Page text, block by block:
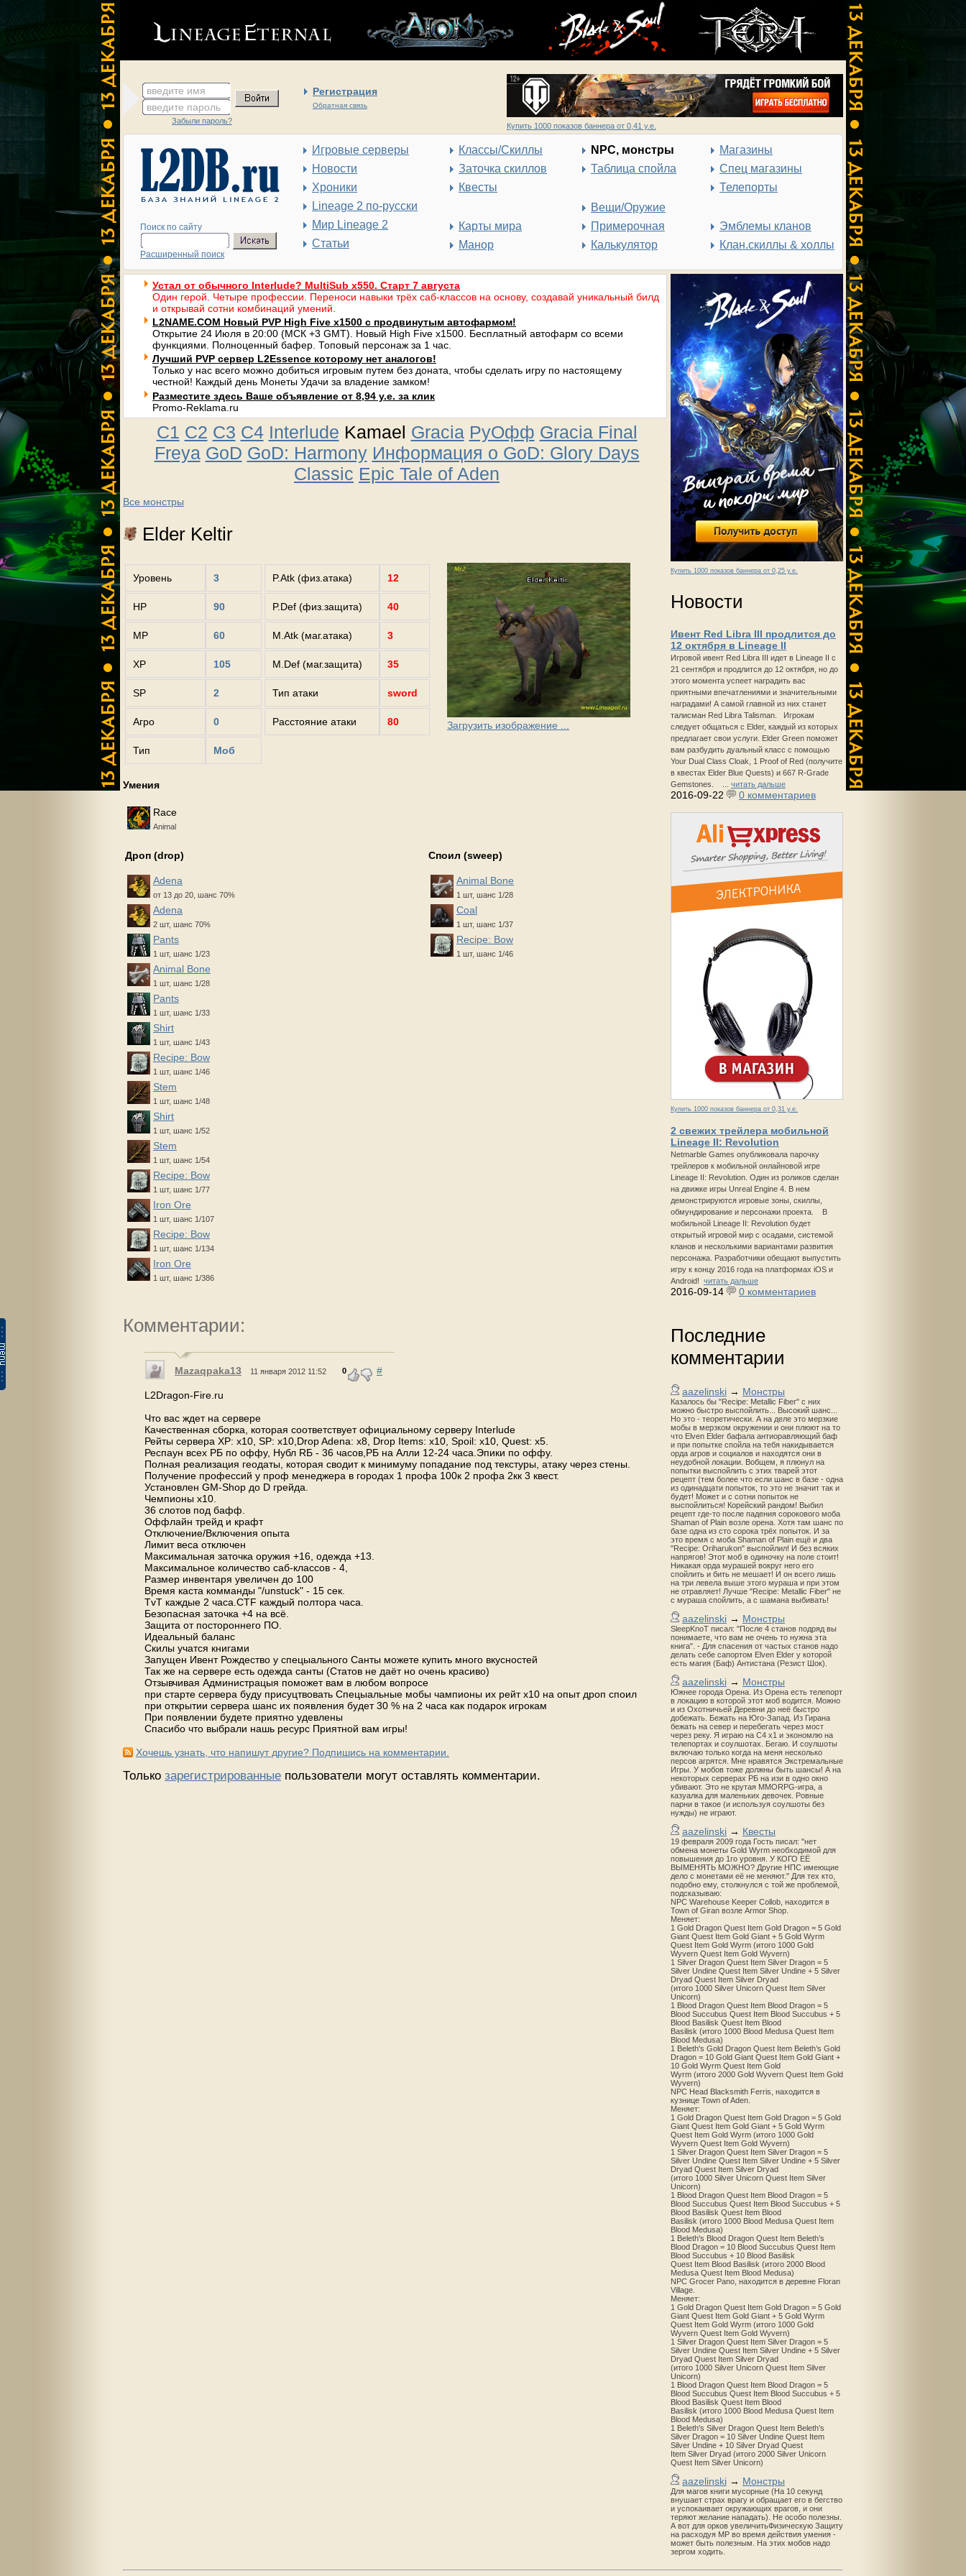
введите имя Регистрация
Обратная связь
введите пароль
Забыли пароль?
Купить 1000 показов баннера от 0,41 у.е.
Поиск по сайту
Расширенный поиск
Игровые серверы
Новости
Хроники
Lineage 2 по-русски
Мир Lineage 2
Статьи
Классы/Скиллы
Заточка скиллов
Квесты
Карты мира
Манор
NPC, монстры
Таблица спойла
Вещи/Оружие
Примерочная
Калькулятор
Магазины
Спец магазины
Телепорты
Эмблемы кланов
Клан.скиллы & холлы
Купить 1000 показов баннера от 0,25 у.е.
Новости
Ивент Red Libra III продлится до
12 октября в Lineage II
Игровой ивент Red Libra III идет в Lineage II с
21 сентября и продлится до 12 октября, но до
этого момента успеет наградить вас
приятными впечатлениями и значительными
наградами! А самой главной из них станет
талисман Red Libra Talisman. Игрокам
следует общаться с Elder, каждый из которых
предлагает свои услуги. Elder Green поможет
вам разбудить дуальный класс с помощью
Your Dual Class Cloak, 1 Proof of Red (получите
в квестах Elder Blue Quests) и 667 R-Grade
Gemstones. ... читать дальше
2016-09-22 0 комментариев
Купить 1000 показов баннера от 0,31 у.е.
2 свежих трейлера мобильной
Lineage II: Revolution
Netmarble Games опубликовала парочку
трейлеров к мобильной онлайновой игре
Lineage II: Revolution. Один из роликов сделан
на движке игры Unreal Engine 4. В нем
демонстрируются игровые зоны, скиллы,
обмундирование и персонажи проекта. В
мобильной Lineage II: Revolution будет
открытый игровой мир с осадами, системой
кланов и несколькими вариантами развития
персонажа. Разработчики обещают выпустить
игру к концу 2016 года на платформах iOS и
Android! читать дальше
2016-09-14 0 комментариев
Последние
комментарии
aazelinski → Монстры
Казалось бы "Recipe: Metallic Fiber" с них
можно быстро выспойлить... Высокий шанс...
Но это - теоретически. А на деле это мерзкие
мобы в мерзком окружении и они плюют на то
что Elven Elder бафала антиоравляющий баф
и при попытке спойла на тебя накидывается
орда агров и социалов и находятся они в
неудобной локации. Вобщем, я плюнул на
попытки выспойлить с этих тварей этот
рецепт (тем более что если шанс в базе - одна
из одинадцати попыток, то это не значит так и
будет! Может и с сотни попыток не
выспойлиться! Корейский рандом! Выбил
рецепт где-то после падения сорокового моба
Shaman of Plain возле орена. Хотя там шанс по
базе одна из сто сорока трёх попыток. И за
это время с моба Shaman of Plain ещё и два
"Recipe: Oriharukon" выспойлил! И без всяких
напрягов! Этот моб в одиночку на поле стоит!
Никакая орда мурашей вокруг него его
спойлить и бить не мешает! И он всего лишь
на три левела выше этого мураша и при этом
не отравляет! Лучше "Recipe: Metallic Fiber" не
с мураша спойлить, а с шамана выбивать!
aazelinski → Монстры
SleepKnoT писал: "После 4 станов подряд вы
понимаете, что вам не очень то нужна эта
книга". - Для спасения от частых станов надо
делать себе сапортом Elven Elder у которой
есть магия (Баф) Антистана (Резист Шок).
aazelinski → Монстры
Южнее города Орена. Из Орена есть телепорт
в локацию в которой этот моб водится. Можно
и из Охотничьей Деревни до неё быстро
добежать. Бежать на Юго-Запад. Из Гирана
бежать на север и перебегать через мост
через реку. Я играю на С4 х1 и экономлю на
телепортах и соулшотах. Бегаю. И соулшоты
включаю только когда на меня несколько
персов агрятся. Мне нравятся Экстремальные
Игры. У мобов тоже должны быть шансы! А на
некоторых серверах РБ на изи в одно окно
убивают. Это не крутая MMORPG-игра, а
казуалка для маленьких девочек. Ровные
парни в такое (и используя соулшоты без
нужды) не играют.
aazelinski → Квесты
19 февраля 2009 года Гость писал: "нет
обмена монеты Gold Wyrm необходимой для
повышения до 1го уровня. У КОГО ЕЁ
ВЫМЕНЯТЬ МОЖНО? Другие НПС имеющие
дело с монетами её не меняют." Для тех кто,
подобно ему, столкнулся с той же проблемой,
подсказываю:
NPC Warehouse Keeper Collob, находится в
Town of Giran возле Armor Shop.
Меняет:
1 Gold Dragon Quest Item Gold Dragon = 5 Gold
Giant Quest Item Gold Giant + 5 Gold Wyrm
Quest Item Gold Wyrm (итого 1000 Gold
Wyvern Quest Item Gold Wyvern)
1 Silver Dragon Quest Item Silver Dragon = 5
Silver Undine Quest Item Silver Undine + 5 Silver
Dryad Quest Item Silver Dryad
(итого 1000 Silver Unicorn Quest Item Silver
Unicorn)
1 Blood Dragon Quest Item Blood Dragon = 5
Blood Succubus Quest Item Blood Succubus + 5
Blood Basilisk Quest Item Blood
Basilisk (итого 1000 Blood Medusa Quest Item
Blood Medusa)
1 Beleth's Gold Dragon Quest Item Beleth’s Gold
Dragon = 10 Gold Giant Quest Item Gold Giant +
10 Gold Wyrm Quest Item Gold
Wyrm (итого 2000 Gold Wyvern Quest Item Gold
Wyvern)
NPC Head Blacksmith Ferris, находится в
кузнице Town of Aden.
Меняет:
1 Gold Dragon Quest Item Gold Dragon = 5 Gold
Giant Quest Item Gold Giant + 5 Gold Wyrm
Quest Item Gold Wyrm (итого 1000 Gold
Wyvern Quest Item Gold Wyvern)
1 Silver Dragon Quest Item Silver Dragon = 5
Silver Undine Quest Item Silver Undine + 5 Silver
Dryad Quest Item Silver Dryad
(итого 1000 Silver Unicorn Quest Item Silver
Unicorn)
1 Blood Dragon Quest Item Blood Dragon = 5
Blood Succubus Quest Item Blood Succubus + 5
Blood Basilisk Quest Item Blood
Basilisk (итого 1000 Blood Medusa Quest Item
Blood Medusa)
1 Beleth's Blood Dragon Quest Item Beleth’s
Blood Dragon = 10 Blood Succubus Quest Item
Blood Succubus + 10 Blood Basilisk
Quest Item Blood Basilisk (итого 2000 Blood
Medusa Quest Item Blood Medusa)
NPC Grocer Pano, находится в деревне Floran
Village.
Меняет:
1 Gold Dragon Quest Item Gold Dragon = 5 Gold
Giant Quest Item Gold Giant + 5 Gold Wyrm
Quest Item Gold Wyrm (итого 1000 Gold
Wyvern Quest Item Gold Wyvern)
1 Silver Dragon Quest Item Silver Dragon = 5
Silver Undine Quest Item Silver Undine + 5 Silver
Dryad Quest Item Silver Dryad
(итого 1000 Silver Unicorn Quest Item Silver
Unicorn)
1 Blood Dragon Quest Item Blood Dragon = 5
Blood Succubus Quest Item Blood Succubus + 5
Blood Basilisk Quest Item Blood
Basilisk (итого 1000 Blood Medusa Quest Item
Blood Medusa)
1 Beleth's Silver Dragon Quest Item Beleth’s
Silver Dragon = 10 Silver Undine Quest Item
Silver Undine + 10 Silver Dryad Quest
Item Silver Dryad (итого 2000 Silver Unicorn
Quest Item Silver Unicorn)
aazelinski → Монстры
Для магов книги мусорные (На 10 секунд
внушает страх врагу и обращает его в бегство
и успокаивает окружающих врагов, и они
теряют желание нападать). Не особо полезны.
А вот для орков увеличитьФизическую Защиту
на расходуя MP во время действия умения -
может быть полезным. На этих мобов надо
зергом ходить.
Устал от обычного Interlude? MultiSub x550. Старт 7 августа
Один герой. Четыре профессии. Переноси навыки трёх саб-классов на основу, создавай уникальный билд
и открывай сотни комбинаций умений.
L2NAME.COM Новый PVP High Five x1500 с продвинутым автофармом!
Открытие 24 Июля в 20:00 (МСК +3 GMT). Новый High Five x1500. Бесплатный автофарм со всеми
функциями. Полноценный бафер. Топовый персонаж за 1 час.
Лучший PVP сервер L2Essence которому нет аналогов!
Только у нас всего можно добиться игровым путем без доната, чтобы сделать игру по настоящему
честной! Каждый день Монеты Удачи за владение замком!
Разместите здесь Ваше объявление от 8,94 у.е. за клик
Promo-Reklama.ru
C1 C2 C3 C4 Interlude Kamael Gracia РуОфф Gracia Final
Freya GoD GoD: Harmony Информация о GoD: Glory Days
Classic Epic Tale of Aden
Все монстры
Elder Keltir
Уровень 3
HP 90
MP 60
XP 105
SP 2
Агро 0
Тип Моб
P.Atk (физ.атака) 12
P.Def (физ.защита) 40
M.Atk (маг.атака) 3
M.Def (маг.защита) 35
Тип атаки sword
Расстояние атаки 80 Загрузить изображение ...
Умения
Race
Animal
Дроп (drop)
Adena
от 13 до 20, шанс 70%
Adena
2 шт, шанс 70%
Pants
1 шт, шанс 1/23
Animal Bone
1 шт, шанс 1/28
Pants
1 шт, шанс 1/33
Shirt
1 шт, шанс 1/43
Recipe: Bow
1 шт, шанс 1/46
Stem
1 шт, шанс 1/48
Shirt
1 шт, шанс 1/52
Stem
1 шт, шанс 1/54
Recipe: Bow
1 шт, шанс 1/77
Iron Ore
1 шт, шанс 1/107
Recipe: Bow
1 шт, шанс 1/134
Iron Ore
1 шт, шанс 1/386
Споил (sweep)
Animal Bone
1 шт, шанс 1/28
Coal
1 шт, шанс 1/37
Recipe: Bow
1 шт, шанс 1/46
Комментарии:
Mazaqpaka13 11 января 2012 11:52 0 #
L2Dragon-Fire.ru
Что вас ждет на сервере
Качественная сборка, которая соответствует официальному серверу Interlude
Рейты сервера XP: x10, SP: x10,Drop Adena: x8, Drop Items: x10, Spoil: x10, Quest: x5.
Респаун всех РБ по оффу, Нубл RБ - 36 часов,РБ на Алли 12-24 часа.Эпики по оффу.
Полная реализация геодаты, которая сводит к минимуму попадание под текстуры, атаку через стены.
Получение профессий у проф менеджера в городах 1 профа 100к 2 профа 2кк 3 квест.
Установлен GM-Shop до D грейда.
Чемпионы х10.
36 слотов под бафф.
Оффлайн трейд и крафт
Отключение/Включения опыта
Лимит веса отключен
Максимальная заточка оружия +16, одежда +13.
Максимальное количество саб-классов - 4,
Размер инвентаря увеличен до 100
Время каста комманды "/unstuck" - 15 сек.
TvT каждые 2 часа.CTF каждый полтора часа.
Безопасная заточка +4 на всё.
Защита от постороннего ПО.
Идеальный баланс
Скилы учатся книгами
Запущен Ивент Рождество у спецыального Санты можете купить много вкусностей
Так же на сервере есть одежда санты (Статов не даёт но очень красиво)
Отзывчивая Администрацыя поможет вам в любом вопросе
при старте сервера буду присуцтвовать Спецыальные мобы чампионы их рейт х10 на опыт дроп споил
при открытии сервера шанс их появления будет 30 % на 2 часа как подарок игрокам
При появлении будете приятно удевлены
Спасибо что выбрали нашь ресурс Приятной вам игры!
Хочешь узнать, что напишут другие? Подпишись на комментарии.
Только зарегистрированные пользователи могут оставлять комментарии.